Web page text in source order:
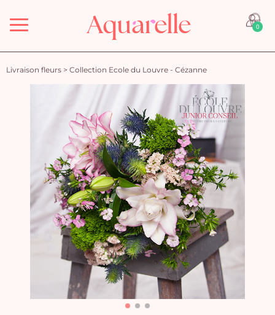
Menu 0
Livraison fleurs > Collection Ecole du Louvre - Cézanne